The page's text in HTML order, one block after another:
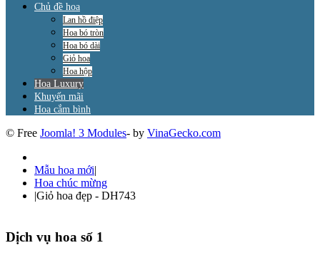
Chủ đề hoa
Lan hồ điệp
Hoa bó tròn
Hoa bó dài
Giỏ hoa
Hoa hộp
Hoa Luxury
Khuyến mãi
Hoa cắm bình
© Free Joomla! 3 Modules- by VinaGecko.com
Mẫu hoa mới|
Hoa chúc mừng
|Giỏ hoa đẹp - DH743
Dịch vụ hoa số 1